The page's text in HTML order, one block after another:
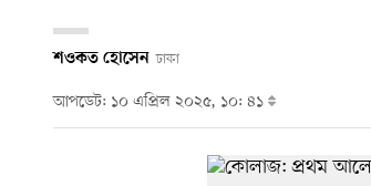
শওকত হোসেন ঢাকা
আপডেট: ১০ এপ্রিল ২০২৫, ১০: ৪১